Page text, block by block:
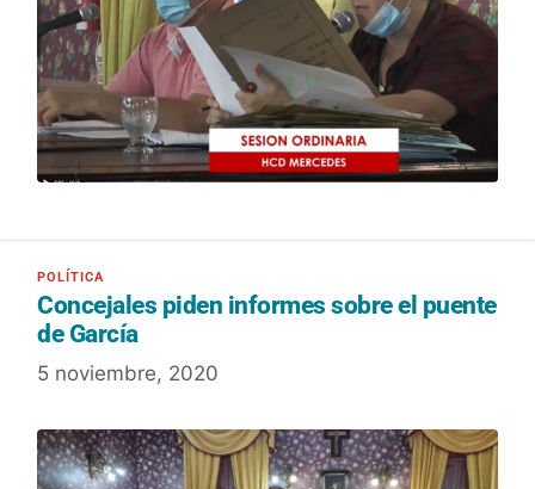
Concejales piden informes sobre el puente
de García
5 noviembre, 2020